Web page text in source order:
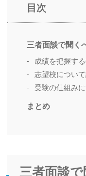
目次
三者面談で聞く
成績を把握す
志望校につい
受験の仕組み
まとめ
三者面談